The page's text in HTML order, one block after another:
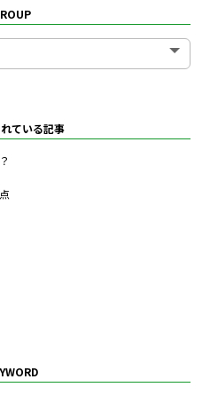
ている記事
？？